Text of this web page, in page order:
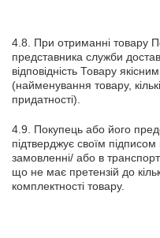
4.8. При отриманні товару
представника служби
відповідність Товару
(найменування товару,
придатності).
4.9. Покупець або його
підтверджує своїм
замовленні/ або в
що не має претензій до
комплектності товару.